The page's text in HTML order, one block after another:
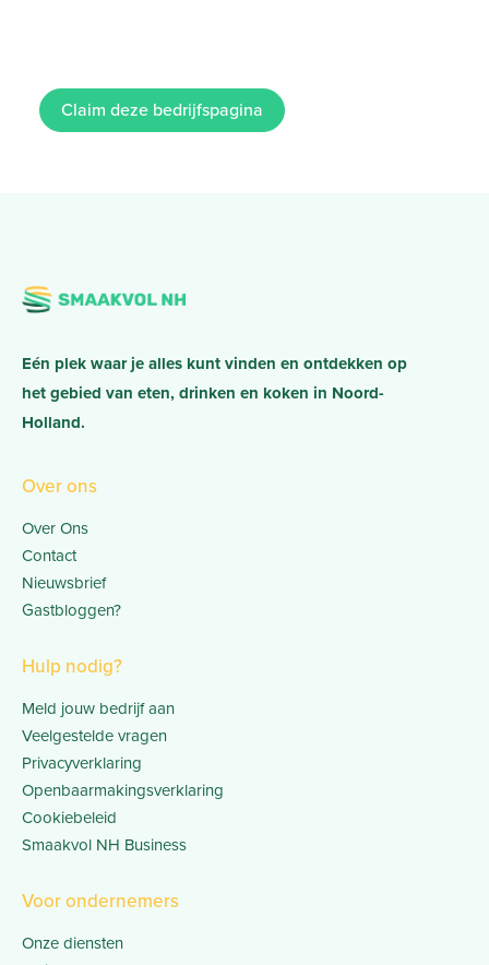
Claim deze bedrijfspagina
Eén plek waar je alles kunt vinden en ontdekken op
het gebied van eten, drinken en koken in Noord-
Holland.
Over ons
Over Ons
Contact
Nieuwsbrief
Gastbloggen?
Hulp nodig?
Meld jouw bedrijf aan
Veelgestelde vragen
Privacyverklaring
Openbaarmakingsverklaring
Cookiebeleid
Smaakvol NH Business
Voor ondernemers
Onze diensten